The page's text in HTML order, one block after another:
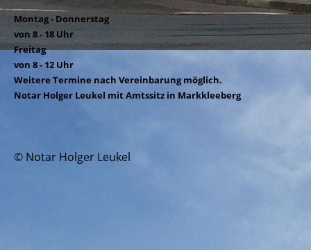
Montag - Donnerstag
von 8 - 18 Uhr
Freitag
von 8 - 12 Uhr
Weitere Termine nach Vereinbarung möglich.
Notar Holger Leukel mit Amtssitz in Markkleeberg
© Notar Holger Leukel